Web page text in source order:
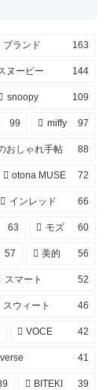
ブランド 163
ヌーピー 144
snoopy 109
99 miffy 97
おしゃれ手帖 88
otona MUSE 72
インレッド 66
63 モズ 60
57 美的 56
スマート 52
スウィート 46
VOCE 42
41
BITEKI 39